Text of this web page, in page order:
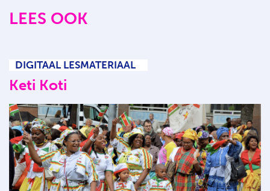
LEES OOK
DIGITAAL LESMATERIAAL
Keti Koti